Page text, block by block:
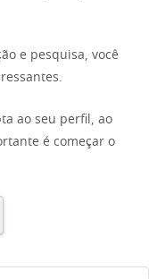
e pesquisa, você
ao seu perfil, ao
é começar o